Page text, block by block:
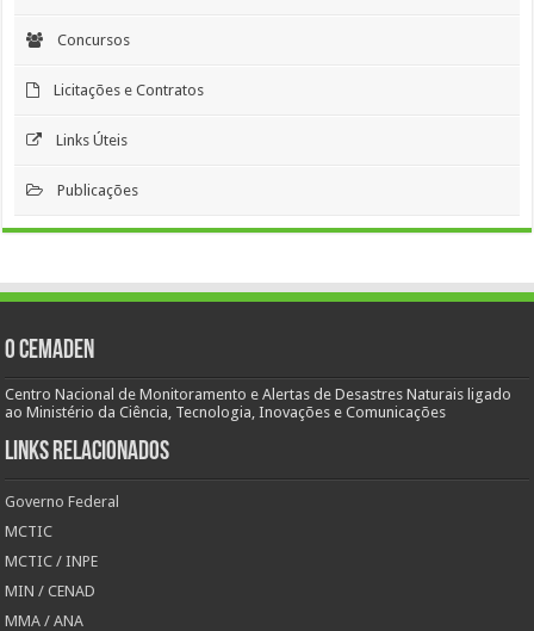
Concursos
Licitações e Contratos
Links Úteis
Publicações
O Cemaden
Centro Nacional de Monitoramento e Alertas de Desastres Naturais ligado
ao Ministério da Ciência, Tecnologia, Inovações e Comunicações
Links Relacionados
Governo Federal
MCTIC
MCTIC / INPE
MIN / CENAD
MMA / ANA